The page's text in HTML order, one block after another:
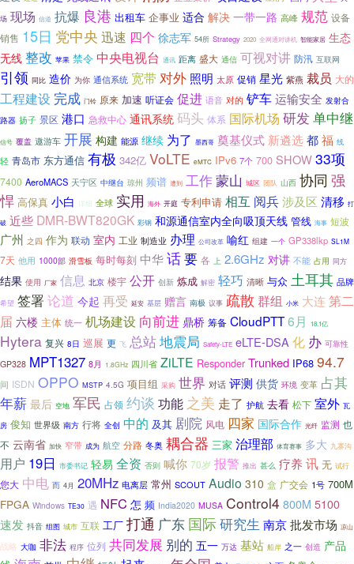
场 现场 信道 抗爆 良港 出租车 企事业 适合 解决 一带一路 高峰 规范 设备
销售 15日 党中央 迅速 四个 徐志军 54所 Strategy 2020 全网通对讲机 智能家居 生态
无线 整改 苹果 禁令 中央电视台 通讯 距离 盛大 通信 可视对讲 防汛 互联网
引领 同比 造价 为你 通信系统 宽带对外 照明 太原 促销 星光 紫燕 裁员 大的
工程建设 完成 门铃 原来 加速 听证会 促进 语音 对的 铲车运输安全 发射合
路器 扬子 景区 港口 急救中心 通讯系统码头 体系 国际机场 研发单中继
信号 覆盖 遨游车 开展 构建 能源 继续 为了 墨西哥 奠基仪式 新遴选都福 线
轻 青岛市 东方通信 有极 342亿 VoLTE eMTC IPv6 7个 700 SHOW33项
7400 AeroMACS 天宁区 中继台 琼州 频谱 遭到 工作蒙山 城区 团队 山西 协同 强
悍 高保真 小白 详细 全球 实用 海外 开庭 专利申请 相互 阅兵涉及区 清移 打
破 近些 DMR-BWT820GK 彩钢 和源通信室内全向吸顶天线 管线 海事 短波
广州 之四 作为 联动 室内 工业 制造业 办理 公司改革 喻红 组建 一个 GP338lkp SL1M
7天 他用 1000部 滑雪板 每时每刻 中华话要 各 上 2.6GHz 对讲 不能 占用 同方
结果 使用 厂家 信息 北京 楼宇 公开 创新 炼成 解密 轻巧 清晰 与众 土耳其 品牌
希望 签署 论道 今起 再受 延安 基层 赠言 南极 议事 疏散 群组 小米 大连第二
届 六楼 主体 统一 机场建设 向前进 鼎桥 筹备 CloudPTT6月 18.1亿
Hytera 复兴 8日 巡展 更 飞 总站地震局 Safety-LTE eLTE-DSA 化 办 可靠性
GP328 MPT1327 8月 1.8GHz 四川省 ZiLTE Responder Trunked IP68 94.7
间 ISDN OPPO MSTP 4.5G 项目组 采购 世界 对话 评测 供货 环境 变革 占其
年薪 最后 空地 军民 占领 约谈 功能 之美 走了 护航 去看 松下 室外 瓦
房 俊知 世界级 南方 行将 全创 中的 及其 剧院 风电 四家 国际合作 光纤 监测 也
不 云南省 加快 窄带 成为 航空 分路 冬奥 耦合器 三家 治理部 体育赛事 多大 九寨沟
用户 19日 市委书记 轻易 全资 否则 喊你 70岁 报警 推出 甚么 疗养 讯 无 试行
您大 中电 而 4月 20MHz 电离层 常州 SCOUT Audio 310 盒 广交会 1号 700M
FPGA Windows TE30 遇 NFC 怎 频 India2020 MUSA Control4 800M 5100
速发 抖音 组图 城市 互联 工厂 打通 广东 国际研究生 南京批发市场 凉山
战略 大咖 非法 程序 位列 共同发展 别的 五一 万达 基站 船岸 之一 创造 产品